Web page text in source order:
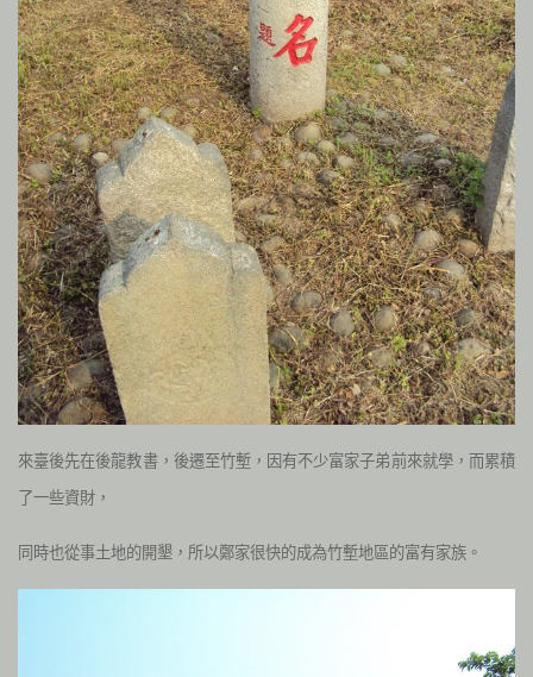
來臺後先在後龍教書，後遷至竹塹，因有不少富家子弟前來就學，而累積
了一些資財，
同時也從事土地的開墾，所以鄭家很快的成為竹塹地區的富有家族。